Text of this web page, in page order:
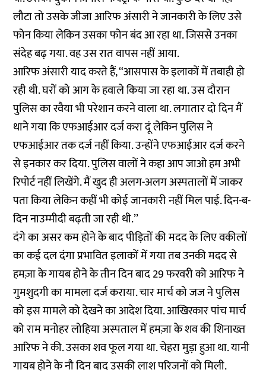
लौटा तो उसके जीजा आरिफ अंसारी ने जानकारी के लिए उसे
फोन किया लेकिन उसका फोन बंद आ रहा था. जिससे उनका
संदेह बढ़ गया. वह उस रात वापस नहीं आया.
आरिफ अंसारी याद करते हैं, ‘‘आसपास के इलाकों में तबाही हो
रही थी. घरों को आग के हवाले किया जा रहा था. उस दौरान
पुलिस का रवैया भी परेशान करने वाला था. लगातार दो दिन मैं
थाने गया कि एफआईआर दर्ज करा दूं लेकिन पुलिस ने
एफआईआर तक दर्ज नहीं किया. उन्होंने एफआईआर दर्ज करने
से इनकार कर दिया. पुलिस वालों ने कहा आप जाओ हम अभी
रिपोर्ट नहीं लिखेंगे. मैं खुद ही अलग-अलग अस्पतालों में जाकर
पता किया लेकिन कहीं भी कोई जानकारी नहीं मिल पाई. दिन-ब-
दिन नाउम्मीदी बढ़ती जा रही थी.’’
दंगे का असर कम होने के बाद पीड़ितों की मदद के लिए वकीलों
का कई दल दंगा प्रभावित इलाकों में गया तब उनकी मदद से
हमज़ा के गायब होने के तीन दिन बाद 29 फरवरी को आरिफ ने
गुमशुदगी का मामला दर्ज कराया. चार मार्च को जज ने पुलिस
को इस मामले को देखने का आदेश दिया. आखिरकार पांच मार्च
को राम मनोहर लोहिया अस्पताल में हमज़ा के शव की शिनाख्त
आरिफ ने की. उसका शव फूल गया था. चेहरा मुड़ा हुआ था. यानी
गायब होने के नौ दिन बाद उसकी लाश परिजनों को मिली.